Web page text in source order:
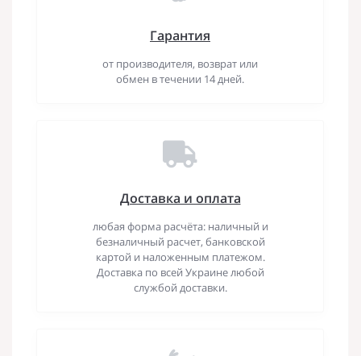
Гарантия
от производителя, возврат или
обмен в течении 14 дней.
Доставка и оплата
любая форма расчёта: наличный и
безналичный расчет, банковской
картой и наложенным платежом.
Доставка по всей Украине любой
службой доставки.